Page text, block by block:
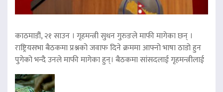
काठमाडौं, २१ साउन । गृहमन्त्री सुधन गुरुङले माफी मागेका छन् ।
राष्ट्रियसभा बैठकमा प्रश्नको जवाफ दिने क्रममा आफ्नो भाषा ठाडो हुन
पुगेको भन्दै उनले माफी मागेका हुन्। बैठकमा सांसदलाई गृहमन्त्रीलाई